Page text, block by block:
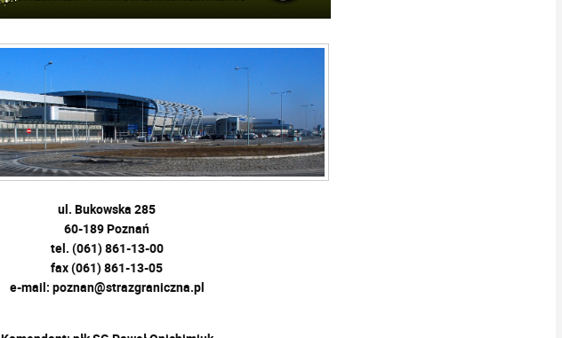
ul. Bukowska 285
60-189 Poznań
tel. (061) 861-13-00
fax (061) 861-13-05
e-mail: poznan@strazgraniczna.pl